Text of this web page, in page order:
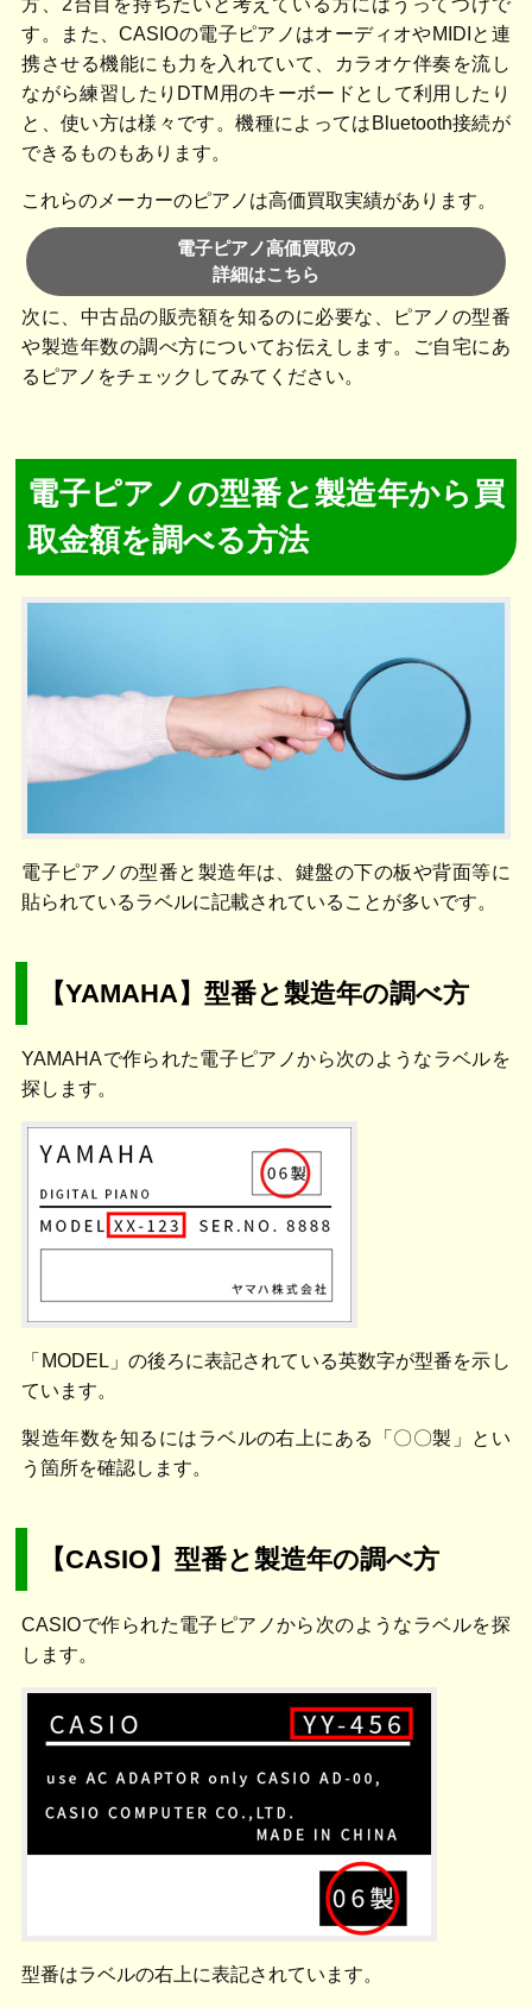
す。また、CASIOの電子ピアノはオーディオやMIDIと連
携させる機能にも力を入れていて、カラオケ伴奏を流し
ながら練習したりDTM用のキーボードとして利用したり
と、使い方は様々です。機種によってはBluetooth接続が
できるものもあります。
これらのメーカーのピアノは高価買取実績があります。
電子ピアノ高価買取の
詳細はこちら
次に、中古品の販売額を知るのに必要な、ピアノの型番
や製造年数の調べ方についてお伝えします。ご自宅にあ
るピアノをチェックしてみてください。
電子ピアノの型番と製造年から買
取金額を調べる方法
電子ピアノの型番と製造年は、鍵盤の下の板や背面等に
貼られているラベルに記載されていることが多いです。
【YAMAHA】型番と製造年の調べ方
YAMAHAで作られた電子ピアノから次のようなラベルを
探します。
「MODEL」の後ろに表記されている英数字が型番を示し
ています。
製造年数を知るにはラベルの右上にある「〇〇製」とい
う箇所を確認します。
【CASIO】型番と製造年の調べ方
CASIOで作られた電子ピアノから次のようなラベルを探
します。
型番はラベルの右上に表記されています。